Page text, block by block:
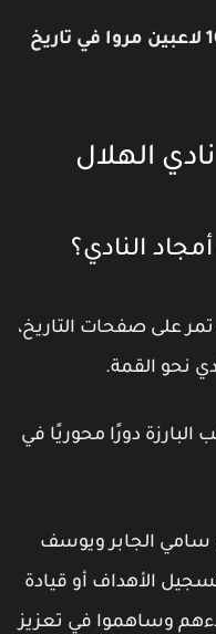
10 لاعبين مروا في تاريخ
الهلال
النادي؟
على صفحات التاريخ،
نحو القمة.
دورًا محوريًا في
الجابرويوسف
الأهداف أو قيادة
وساهموا في تعزيز